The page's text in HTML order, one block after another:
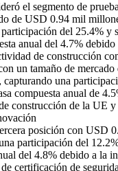
el segmento de
de USD 0.94 mil
del 25.4% y
anual del 4.7%
de construcción
un tamaño de
capturando una
compuesta anual de
construcción de la UE y
posición con USD
participación del
del 4.8% debido a la
certificación de